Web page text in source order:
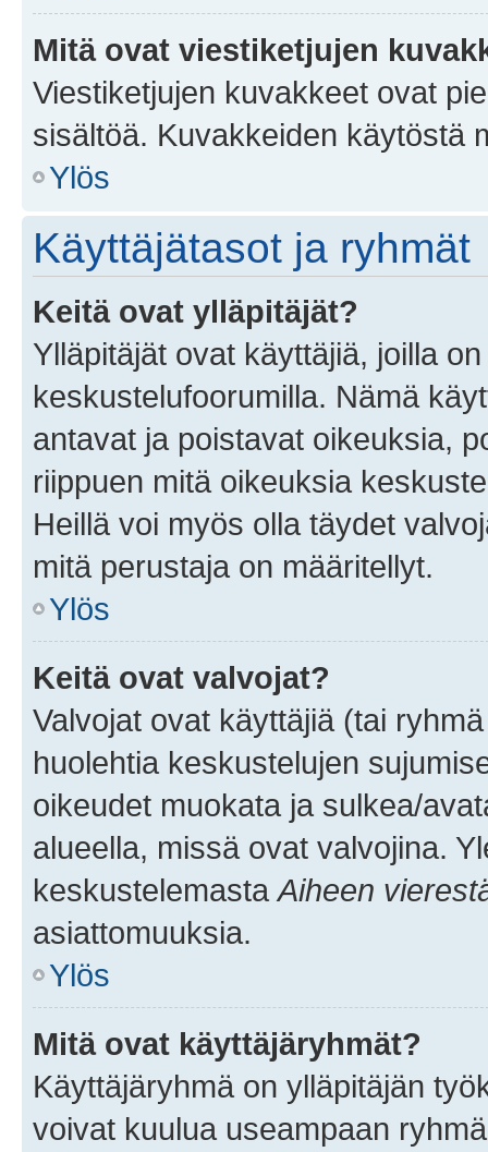
Mitä ovat viestiketjujen
Viestiketjujen kuvakkeet ovat
sisältöä. Kuvakkeiden käytöstä
Ylös
Käyttäjätasot ja ryhmät
Keitä ovat ylläpitäjät?
Ylläpitäjät ovat käyttäjiä, joilla
keskustelufoorumilla. Nämä
antavat ja poistavat oikeuksia,
riippuen mitä oikeuksia
Heillä voi myös olla täydet
mitä perustaja on määritellyt.
Ylös
Keitä ovat valvojat?
Valvojat ovat käyttäjiä (tai
huolehtia keskustelujen
oikeudet muokata ja sulkea/
alueella, missä ovat valvojina.
keskustelemasta Aiheen
asiattomuuksia.
Ylös
Mitä ovat käyttäjäryhmät?
Käyttäjäryhmä on ylläpitäjän
voivat kuulua useampaan